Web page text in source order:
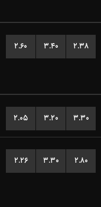
۲.۶۰ ۳.۴۰ ۲.۳۸
۲.۰۵ ۳.۲۰ ۳.۳۰
۲.۲۶ ۳.۳۰ ۲.۸۰